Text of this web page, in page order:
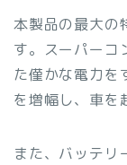
本製品の最大の
す。スーパーコ
た僅かな電力を
を増幅し、車を
また、バッテリ